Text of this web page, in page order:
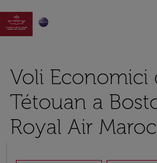

Voli Economici
Tétouan a
Royal Air Maroc